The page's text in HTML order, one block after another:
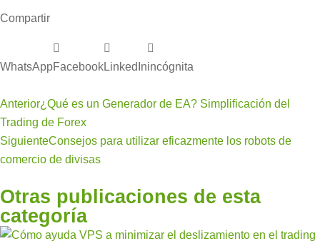
Compartir
WhatsAppFacebookLinkedInincógnita
Anterior¿Qué es un Generador de EA? Simplificación del
Trading de Forex
SiguienteConsejos para utilizar eficazmente los robots de
comercio de divisas
Otras publicaciones de esta
categoría